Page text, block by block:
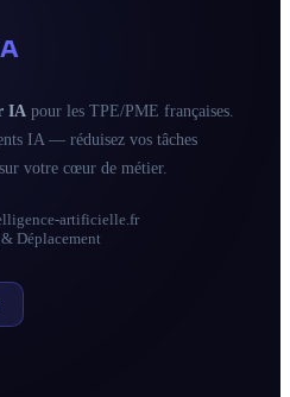
IA pour les TPE/PME françaises.
IA — réduisez vos tâches
votre cœur de métier.
artificielle.fr
Déplacement